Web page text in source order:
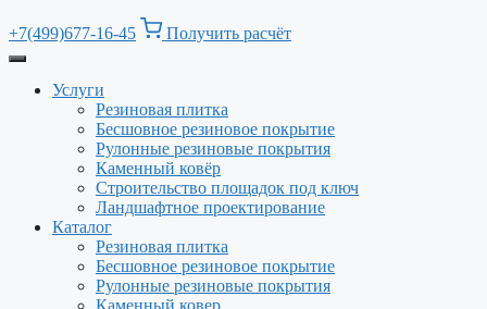
+7(499)677-16-45 Получить расчёт
Услуги
Резиновая плитка
Бесшовное резиновое покрытие
Рулонные резиновые покрытия
Каменный ковёр
Строительство площадок под ключ
Ландшафтное проектирование
Каталог
Резиновая плитка
Бесшовное резиновое покрытие
Рулонные резиновые покрытия
Каменный ковер